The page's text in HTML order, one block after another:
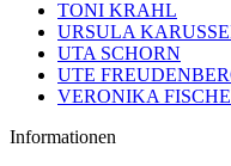
TONI KRAHL
URSULA
UTA SCHORN
UTE
VERONIKA
Informationen